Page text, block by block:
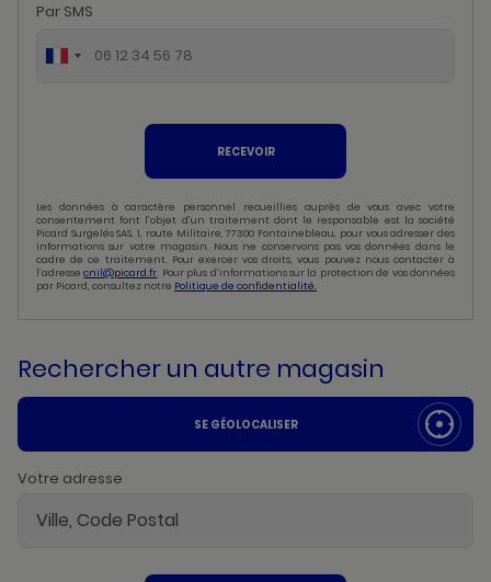
Par SMS
RECEVOIR
Les données à caractère personnel recueillies auprès de vous avec votre
consentement font l’objet d’un traitement dont le responsable est la société
Picard Surgelés SAS, 1, route Militaire, 77300 Fontainebleau, pour vous adresser des
informations sur votre magasin. Nous ne conservons pas vos données dans le
cadre de ce traitement. Pour exercer vos droits, vous pouvez nous contacter à
l’adressecnil@picard.fr. Pour plus d’informations sur la protection de vos données
par Picard, consultez notre Politique de confidentialité.
Rechercher un autre magasin
SE GÉOLOCALISER
Votre adresse